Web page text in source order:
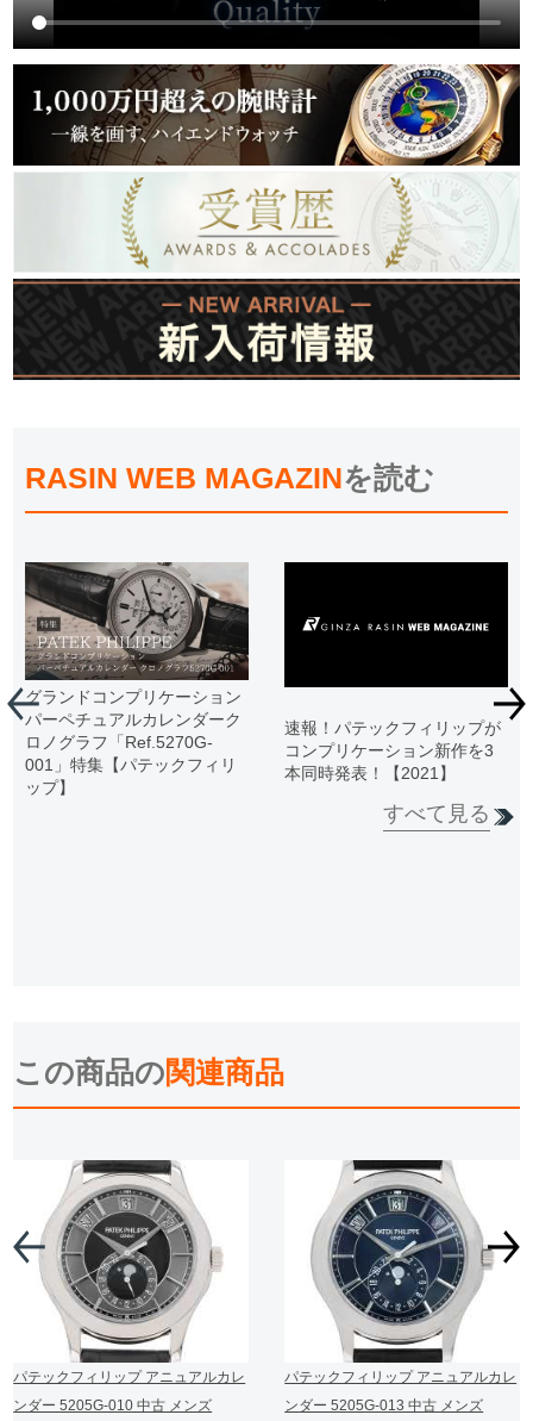
RASIN WEB MAGAZINを読む
グランドコンプリケーション
パーペチュアルカレンダーク
ロノグラフ「Ref.5270G-
001」特集【パテックフィリ
ップ】
速報！パテックフィリップが
コンプリケーション新作を3
本同時発表！【2021】
すべて見る
この商品の関連商品
パテックフィリップ アニュアルカレ
ンダー 5205G-010 中古 メンズ
パテックフィリップ アニュアルカレ
ンダー 5205G-013 中古 メンズ